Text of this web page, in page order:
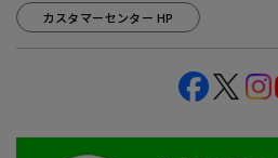
カスタマーセンター HP